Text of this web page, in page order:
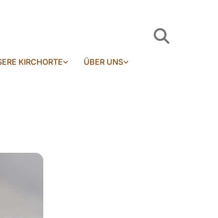
KIRCHORTE ÜBER UNS